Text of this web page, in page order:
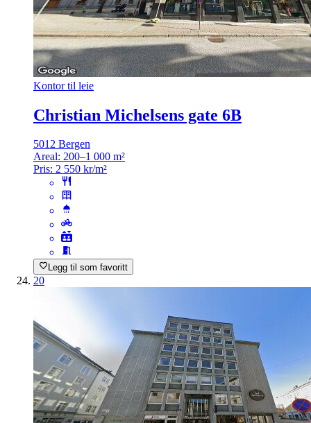
Kontor til leie
Christian Michelsens gate 6B
5012 Bergen
Areal: 200–1 000 m²
Pris: 2 550 kr/m²
Legg til som favoritt
20